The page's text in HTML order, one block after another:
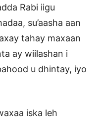
Rabi iigu
su’aasha aan
tahay maxaan
ay wiilashan i
u dhintay, iyo
iska leh